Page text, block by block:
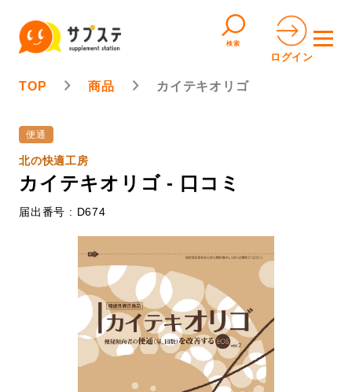
検索
ログイン
TOP 商品 カイテキオリゴ
便通
北の快適工房
カイテキオリゴ - 口コミ
届出番号 : D674